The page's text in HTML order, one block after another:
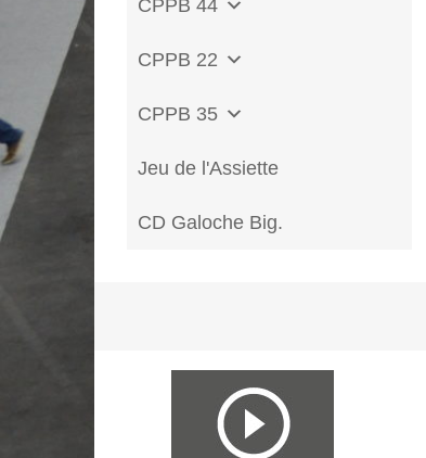
CPPB 44
CPPB 22
CPPB 35
Jeu de l'Assiette
CD Galoche Big.